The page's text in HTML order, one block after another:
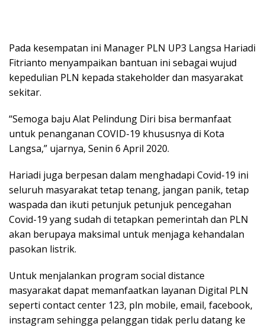
Pada kesempatan ini Manager PLN UP3 Langsa Hariadi
Fitrianto menyampaikan bantuan ini sebagai wujud
kepedulian PLN kepada stakeholder dan masyarakat
sekitar.
“Semoga baju Alat Pelindung Diri bisa bermanfaat
untuk penanganan COVID-19 khususnya di Kota
Langsa,” ujarnya, Senin 6 April 2020.
Hariadi juga berpesan dalam menghadapi Covid-19 ini
seluruh masyarakat tetap tenang, jangan panik, tetap
waspada dan ikuti petunjuk petunjuk pencegahan
Covid-19 yang sudah di tetapkan pemerintah dan PLN
akan berupaya maksimal untuk menjaga kehandalan
pasokan listrik.
Untuk menjalankan program social distance
masyarakat dapat memanfaatkan layanan Digital PLN
seperti contact center 123, pln mobile, email, facebook,
instagram sehingga pelanggan tidak perlu datang ke